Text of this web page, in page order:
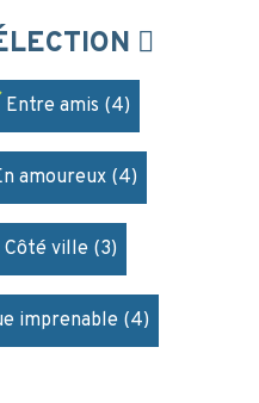
Entre amis (4)
amoureux (4)
Côté ville (3)
imprenable (4)